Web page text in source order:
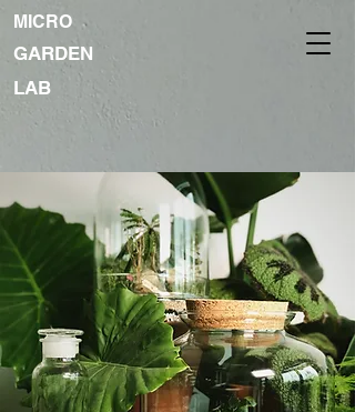
MICRO
GARDEN
LAB